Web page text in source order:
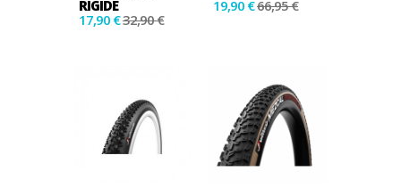
RIGIDE
17,90 €32,90 €
19,90 €66,95 €